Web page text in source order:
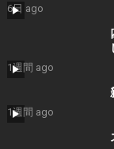
6日 ago
1週間 ago
1週間 ago